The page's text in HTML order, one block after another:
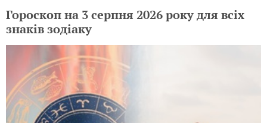
Гороскоп на 3 серпня 2026 року для всіх
знаків зодіаку